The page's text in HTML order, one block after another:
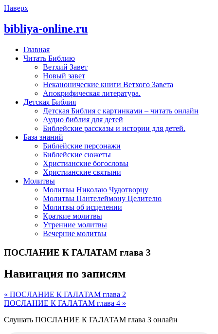
Наверх
bibliya-online.ru
Главная
Читать Библию
Ветхий Завет
Новый завет
Неканонические книги Ветхого Завета
Апокрифическая литература.
Детская Библия
Детская Библия с картинками – читать онлайн
Аудио библия для детей
Библейские рассказы и истории для детей.
База знаний
Библейские персонажи
Библейские сюжеты
Христианские богословы
Христианские святыни
Молитвы
Молитвы Николаю Чудотворцу
Молитвы Пантелеймону Целителю
Молитвы об исцелении
Краткие молитвы
Утренние молитвы
Вечерние молитвы
ПОСЛАНИЕ К ГАЛАТАМ глава 3
Навигация по записям
« ПОСЛАНИЕ К ГАЛАТАМ глава 2
ПОСЛАНИЕ К ГАЛАТАМ глава 4 »
Слушать ПОСЛАНИЕ К ГАЛАТАМ глава 3 онлайн